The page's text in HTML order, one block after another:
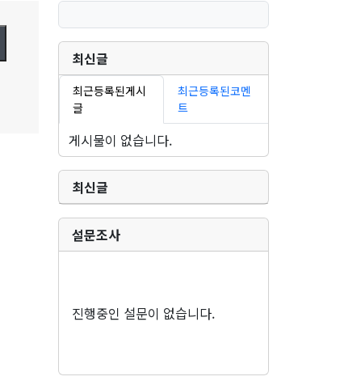
최신글
최근등록된게시
글
최근등록된코멘
트
게시물이 없습니다.
최신글
설문조사
진행중인 설문이 없습니다.